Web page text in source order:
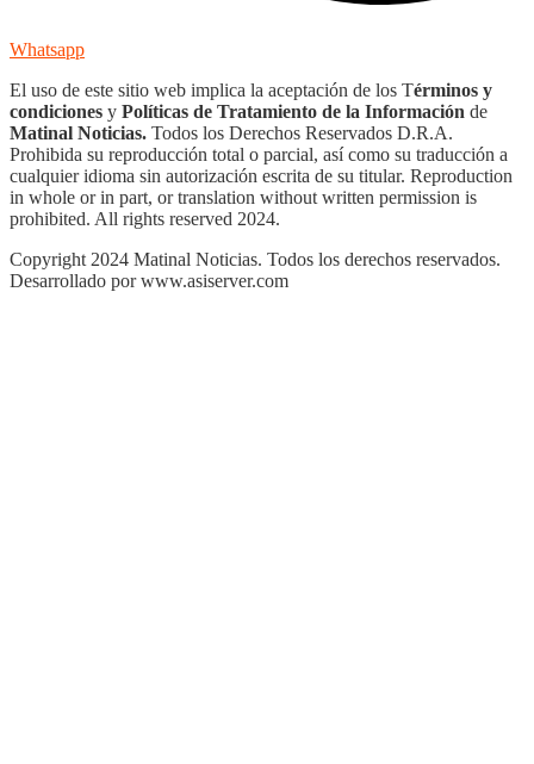
Whatsapp
El uso de este sitio web implica la aceptación de los Términos y
condiciones y Políticas de Tratamiento de la Información de
Matinal Noticias. Todos los Derechos Reservados D.R.A.
Prohibida su reproducción total o parcial, así como su traducción a
cualquier idioma sin autorización escrita de su titular. Reproduction
in whole or in part, or translation without written permission is
prohibited. All rights reserved 2024.
Copyright 2024 Matinal Noticias. Todos los derechos reservados.
Desarrollado por www.asiserver.com